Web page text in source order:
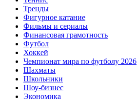
Тренды
Фигурное катание
Фильмы и сериалы
Финансовая грамотность
Футбол
Хоккей
Чемпионат мира по футболу 2026
Шахматы
Школьники
Шоу-бизнес
Экономика